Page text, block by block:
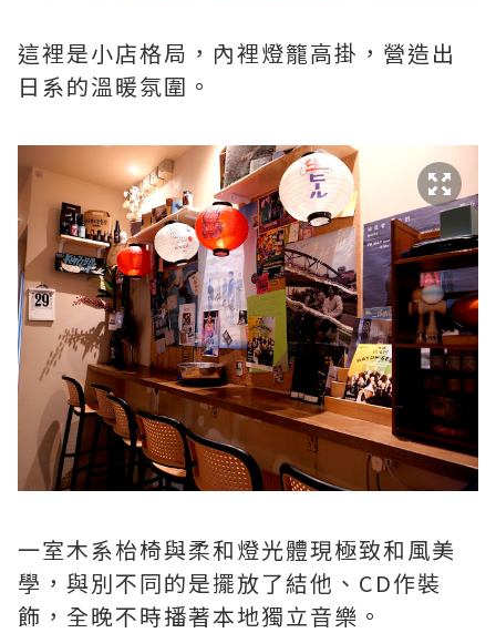
這裡是小店格局，內裡燈籠高掛，營造出
日系的溫暖氛圍。
一室木系枱椅與柔和燈光體現極致和風美
學，與別不同的是擺放了結他、CD作裝
飾，全晚不時播著本地獨立音樂。